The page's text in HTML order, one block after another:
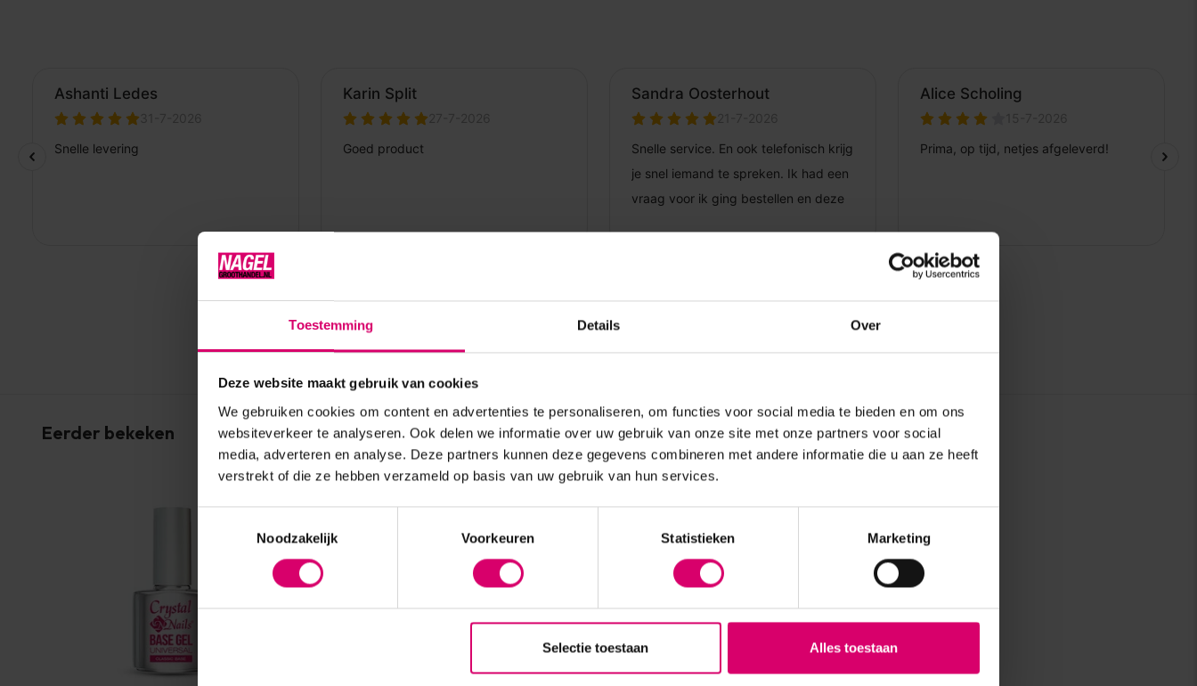
Toestemming Details Over
Deze website maakt gebruik van cookies
We gebruiken cookies om content en advertenties te personaliseren, om functies voor social media te bieden en om ons
websiteverkeer te analyseren. Ook delen we informatie over uw gebruik van onze site met onze partners voor social
media, adverteren en analyse. Deze partners kunnen deze gegevens combineren met andere informatie die u aan ze heeft
verstrekt of die ze hebben verzameld op basis van uw gebruik van hun services.
Noodzakelijk
Voorkeuren Statistieken Marketing
Selectie toestaan Alles toestaan
Eerder bekeken